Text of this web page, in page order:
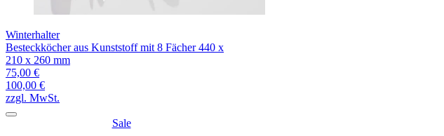
Winterhalter
Besteckköcher aus Kunststoff mit 8 Fächer 440 x
210 x 260 mm
75,00 €
100,00 €
zzgl. MwSt.
Sale